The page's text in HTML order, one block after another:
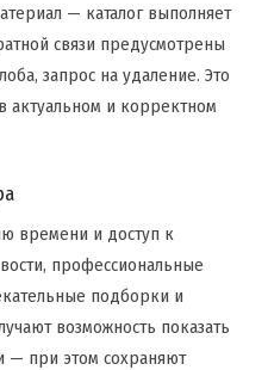
— каталог выполняет
связи предусмотрены
запрос на удаление. Это
актуальном и корректном
времени и доступ к
профессиональные
подборки и
возможность показать
— при этом сохраняют